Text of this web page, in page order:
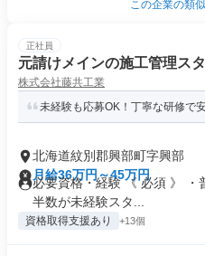
この企業の類
正社員
元請けメインの施工管理ス
株式会社藤共工業
未経験も応募OK！丁寧な研修で
北海道紋別郡興部町字興部
月給36万円～45万円
必要資格・経験 《 必須 》
半数が未経験スタ...
資格取得支援あり +13個